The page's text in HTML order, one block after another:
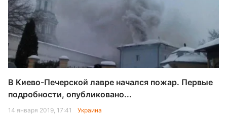
В Киево-Печерской лавре начался пожар. Первые
подробности, опубликовано...
14 января 2019, 17:41 Украина